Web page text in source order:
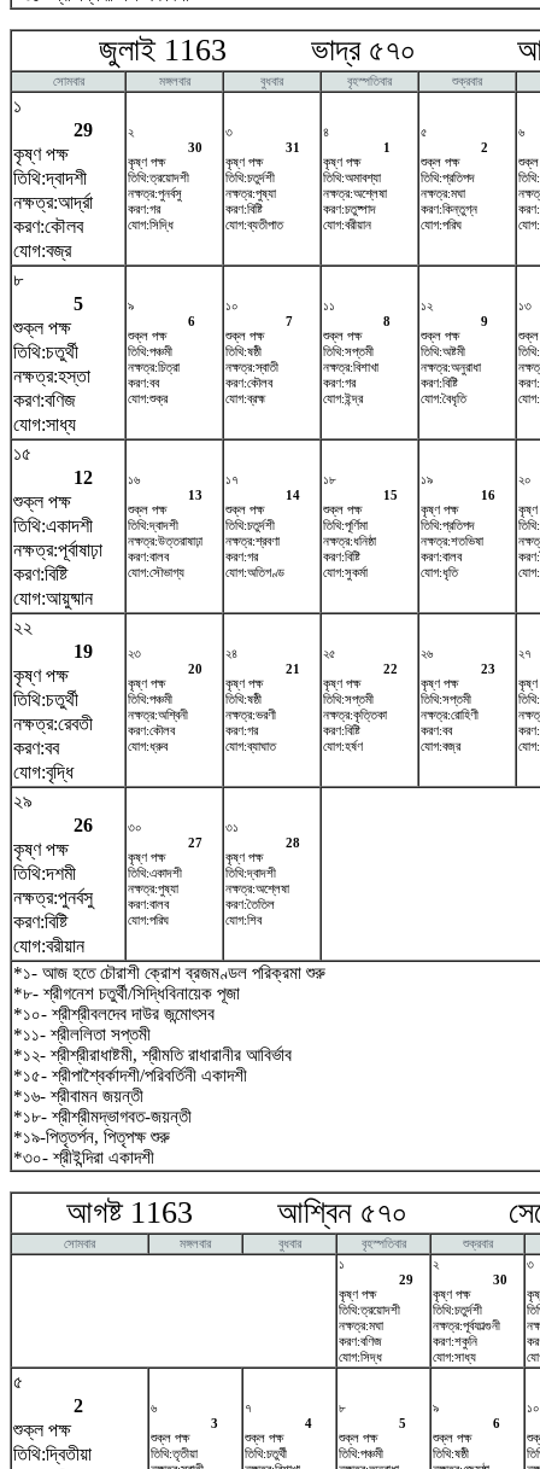
জুলাই 1163 ভাদ্র ৫৭০
সোমবার মঙ্গলবার বুধবার বৃহস্পতিবার শুক্রবার
১
29
কৃষ্ণ পক্ষ
তিথি:দ্বাদশী
নক্ষত্র:আর্দ্রা
করণ:কৌলব
যোগ:বজ্র
২
30
কৃষ্ণ পক্ষ
তিথি:ত্রয়োদশী
নক্ষত্র:পুনর্বসু
করণ:গর
যোগ:সিদ্ধি
৩
31
কৃষ্ণ পক্ষ
তিথি:চতুর্দশী
নক্ষত্র:পুষ্যা
করণ:বিষ্টি
যোগ:ব্যতীপাত
৪
1
কৃষ্ণ পক্ষ
তিথি:অমাবশ্যা
নক্ষত্র:অশ্লেষা
করণ:চতুষ্পাদ
যোগ:বরীয়ান
৫
2
শুক্ল পক্ষ
তিথি:প্রতিপদ
নক্ষত্র:মঘা
করণ:কিন্তুগ্ন
যোগ:পরিঘ
৬
শুক্ল
৮
5
শুক্ল পক্ষ
তিথি:চতুর্থী
নক্ষত্র:হস্তা
করণ:বণিজ
যোগ:সাধ্য
৯
6
শুক্ল পক্ষ
তিথি:পঞ্চমী
নক্ষত্র:চিত্রা
করণ:বব
যোগ:শুক্র
১০
7
শুক্ল পক্ষ
তিথি:ষষ্ঠী
নক্ষত্র:স্বাতী
করণ:কৌলব
যোগ:ব্রহ্ম
১১
8
শুক্ল পক্ষ
তিথি:সপ্তমী
নক্ষত্র:বিশাখা
করণ:গর
যোগ:ইন্দ্র
১২
9
শুক্ল পক্ষ
তিথি:অষ্টমী
নক্ষত্র:অনুরাধা
করণ:বিষ্টি
যোগ:বৈধৃতি
১৩
শুক্ল
১৫
12
শুক্ল পক্ষ
তিথি:একাদশী
নক্ষত্র:পূর্বাষাঢ়া
করণ:বিষ্টি
যোগ:আয়ুষ্মান
১৬
13
শুক্ল পক্ষ
তিথি:দ্বাদশী
নক্ষত্র:উত্তরাষাঢ়া
করণ:বালব
যোগ:সৌভাগ্য
১৭
14
শুক্ল পক্ষ
তিথি:চতুর্দশী
নক্ষত্র:শ্রবণা
করণ:গর
যোগ:অতিগণ্ড
১৮
15
শুক্ল পক্ষ
তিথি:পূর্ণিমা
নক্ষত্র:ধনিষ্ঠা
করণ:বিষ্টি
যোগ:সুকর্মা
১৯
16
কৃষ্ণ পক্ষ
তিথি:প্রতিপদ
নক্ষত্র:শতভিষ‌া
করণ:বালব
যোগ:ধৃতি
২০
কৃষ্ণ
২২
19
কৃষ্ণ পক্ষ
তিথি:চতুর্থী
নক্ষত্র:রেবতী
করণ:বব
যোগ:বৃদ্ধি
২৩
20
কৃষ্ণ পক্ষ
তিথি:পঞ্চমী
নক্ষত্র:অশ্বিনী
করণ:কৌলব
যোগ:ধ্রুব
২৪
21
কৃষ্ণ পক্ষ
তিথি:ষষ্ঠী
নক্ষত্র:ভরণী
করণ:গর
যোগ:ব্যাঘাত
২৫
22
কৃষ্ণ পক্ষ
তিথি:সপ্তমী
নক্ষত্র:কৃত্তিকা
করণ:বিষ্টি
যোগ:হর্ষণ
২৬
23
কৃষ্ণ পক্ষ
তিথি:সপ্তমী
নক্ষত্র:রোহিণী
করণ:বব
যোগ:বজ্র
২৭
কৃষ্ণ
২৯
26
কৃষ্ণ পক্ষ
তিথি:দশমী
নক্ষত্র:পুনর্বসু
করণ:বিষ্টি
যোগ:বরীয়ান
৩০
27
কৃষ্ণ পক্ষ
তিথি:একাদশী
নক্ষত্র:পুষ্যা
করণ:বালব
যোগ:পরিঘ
৩১
28
কৃষ্ণ পক্ষ
তিথি:দ্বাদশী
নক্ষত্র:অশ্লেষা
করণ:তৈতিল
যোগ:শিব
*১- আজ হতে চৌরাশী ক্রোশ ব্রজমণ্ডল পরিক্রমা শুরু
*৮- শ্রীগনেশ চতুর্থী/সিদ্ধিবিনায়েক পূজা
*১০- শ্রীশ্রীবলদেব দাউর জন্মোৎসব
*১১- শ্রীললিতা সপ্তমী
*১২- শ্রীশ্রীরাধাষ্টমী, শ্রীমতি রাধারানীর আবির্ভাব
*১৫- শ্রীপাশ্বৈর্কাদশী/পরিবর্তিনী একাদশী
*১৬- শ্রীবামন জয়ন্তী
*১৮- শ্রীশ্রীমদ্ভাগবত-জয়ন্তী
*১৯-পিতৃতর্পন, পিতৃপক্ষ শুরু
*৩০- শ্রীইন্দিরা একাদশী
আগষ্ট 1163 আশ্বিন ৫৭০
সোমবার মঙ্গলবার বুধবার বৃহস্পতিবার
শুক্রবার
১
29
কৃষ্ণ পক্ষ
তিথি:ত্রয়োদশী
নক্ষত্র:মঘা
করণ:বণিজ
যোগ:সিদ্ধ
২
30
কৃষ্ণ পক্ষ
তিথি:চতুর্দশী
নক্ষত্র:পূর্বফাল্গুনী
করণ:শকুনি
যোগ:সাধ্য
৩
৫
2
শুক্ল পক্ষ
তিথি:দ্বিতীয়া
৬
3
শুক্ল পক্ষ
তিথি:তৃতীয়া
৭
4
শুক্ল পক্ষ
তিথি:চতুর্থী
৮
5
শুক্ল পক্ষ
তিথি:পঞ্চমী
৯
6
শুক্ল পক্ষ
তিথি:ষষ্ঠী
১০